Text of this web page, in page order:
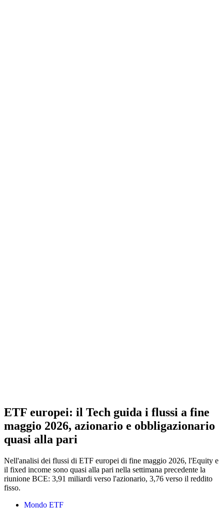
ETF europei: il Tech guida i flussi a fine
maggio 2026, azionario e obbligazionario
quasi alla pari
Nell'analisi dei flussi di ETF europei di fine maggio 2026, l'Equity e
il fixed income sono quasi alla pari nella settimana precedente la
riunione BCE: 3,91 miliardi verso l'azionario, 3,76 verso il reddito
fisso.
Mondo ETF